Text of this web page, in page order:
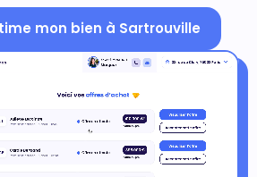
mon bien à Sartrouville